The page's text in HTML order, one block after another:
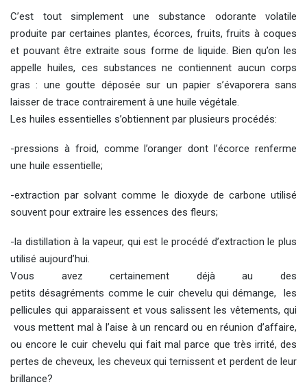
C’est tout simplement une substance odorante volatile
produite par certaines plantes, écorces, fruits, fruits à coques
et pouvant être extraite sous forme de liquide. Bien qu’on les
appelle huiles, ces substances ne contiennent aucun corps
gras : une goutte déposée sur un papier s’évaporera sans
laisser de trace contrairement à une huile végétale.
Les huiles essentielles s’obtiennent par plusieurs procédés:
-pressions à froid, comme l’oranger dont l’écorce renferme
une huile essentielle;
-extraction par solvant comme le dioxyde de carbone utilisé
souvent pour extraire les essences des fleurs;
-la distillation à la vapeur, qui est le procédé d’extraction le plus
utilisé aujourd’hui.
Vous avez certainement déjà au des
petits désagréments comme le cuir chevelu qui démange, les
pellicules qui apparaissent et vous salissent les vêtements, qui
vous mettent mal à l’aise à un rencard ou en réunion d’affaire,
ou encore le cuir chevelu qui fait mal parce que très irrité, des
pertes de cheveux, les cheveux qui ternissent et perdent de leur
brillance?